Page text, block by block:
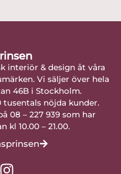
interiör & design åt våra
Vi säljer över hela
46B i Stockholm.
tusentals nöjda kunder.
08 – 227 939 som har
kl 10.00 – 21.00.
I